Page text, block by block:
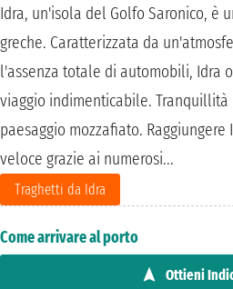
Idra, un'isola del Golfo Saronico, è
greche. Caratterizzata da
l'assenza totale di automobili, Idra
viaggio indimenticabile.
paesaggio mozzafiato.
veloce grazie ai numerosi...
Traghetti da Idra
Come arrivare al porto
Ottieni